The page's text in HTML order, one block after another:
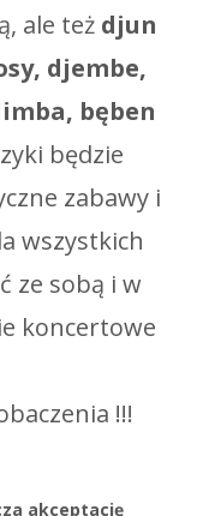
ale też djun
djembe,
bęben
będzie
zabawy i
wszystkich
ze sobą i w
koncertowe
!!!
akceptację